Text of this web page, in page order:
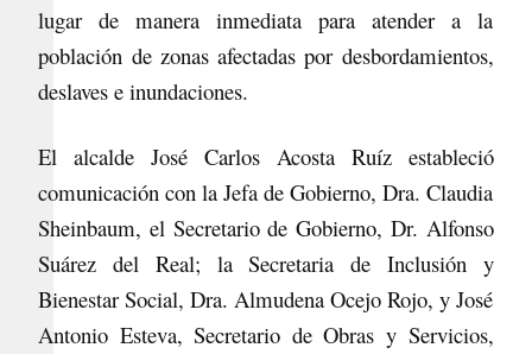
lugar de manera inmediata para atender a la
población de zonas afectadas por desbordamientos,
deslaves e inundaciones.
El alcalde José Carlos Acosta Ruíz estableció
comunicación con la Jefa de Gobierno, Dra. Claudia
Sheinbaum, el Secretario de Gobierno, Dr. Alfonso
Suárez del Real; la Secretaria de Inclusión y
Bienestar Social, Dra. Almudena Ocejo Rojo, y José
Antonio Esteva, Secretario de Obras y Servicios,